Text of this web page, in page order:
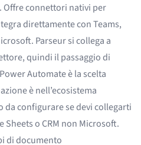
Offre connettori nativi per
direttamente con Teams,
Parseur si collega a
quindi il passaggio di
Automate è la scelta
è nell’ecosistema
configurare se devi collegarti
Sheets o CRM non Microsoft.
di documento